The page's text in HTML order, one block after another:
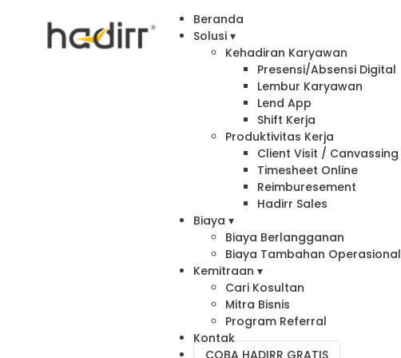
Beranda
Solusi ▾
Kehadiran Karyawan
Presensi/Absensi Digital
Lembur Karyawan
Lend App
Shift Kerja
Produktivitas Kerja
Client Visit / Canvassing
Timesheet Online
Reimburesement
Hadirr Sales
Biaya ▾
Biaya Berlangganan
Biaya Tambahan Operasional
Kemitraan ▾
Cari Kosultan
Mitra Bisnis
Program Referral
Kontak
COBA HADIRR GRATIS